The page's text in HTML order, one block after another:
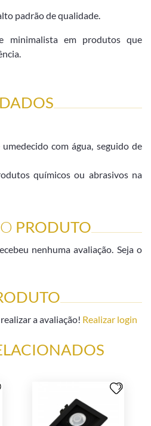
padrão de qualidade.
minimalista em produtos que
com água, seguido de
químicos ou abrasivos na
PRODUTO
nenhuma avaliação. Seja o
a avaliação! Realizar login